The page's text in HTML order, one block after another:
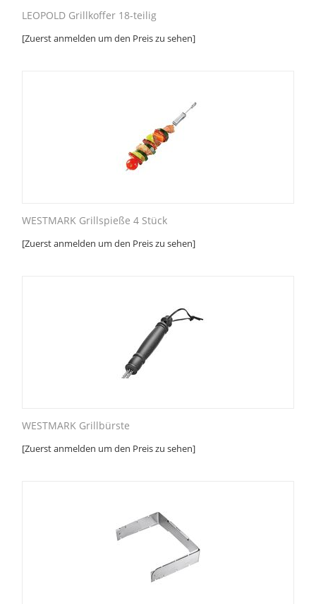
LEOPOLD Grillkoffer 18-teilig
[Zuerst anmelden um den Preis zu sehen]
WESTMARK Grillspieße 4 Stück
[Zuerst anmelden um den Preis zu sehen]
WESTMARK Grillbürste
[Zuerst anmelden um den Preis zu sehen]